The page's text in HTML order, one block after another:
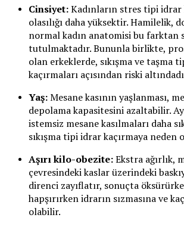
Cinsiyet:Kadınların stres tipi idrar
olasılığı daha yüksektir. Hamilelik,
normal kadın anatomisi bu farktan
tutulmaktadır. Bununla birlikte,
olan erkeklerde, sıkışma ve taşma
kaçırmaları açısından riski
Yaş:Mesane kasının yaşlanması,
depolama kapasitesini azaltabilir.
istemsiz mesane kasılmaları daha
sıkışma tipi idrar kaçırmaya neden
Aşırı kilo-obezite:Ekstra ağırlık,
çevresindeki kaslar üzerindeki
direnci zayıflatır, sonuçta
hapşırırken idrarın sızmasına ve
olabilir.